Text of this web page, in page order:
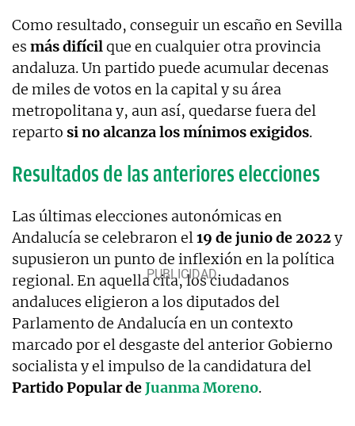
Como resultado, conseguir un escaño en Sevilla
es más difícilque en cualquier otra provincia
andaluza. Un partido puede acumular decenas
de miles de votos en la capital y su área
metropolitana y, aun así, quedarse fuera del
reparto si no alcanza los mínimos exigidos.
Resultados de las anteriores elecciones
Las últimas elecciones autonómicas en
Andalucía se celebraron el19 de junio de 2022y
supusieron un punto de inflexión en la política
regional. En aquella cita, los ciudadanos
andaluces eligieron a los diputados del
Parlamento de Andalucía en un contexto
marcado por el desgaste del anterior Gobierno
socialista y el impulso de la candidatura del
Partido Popular deJuanma Moreno.